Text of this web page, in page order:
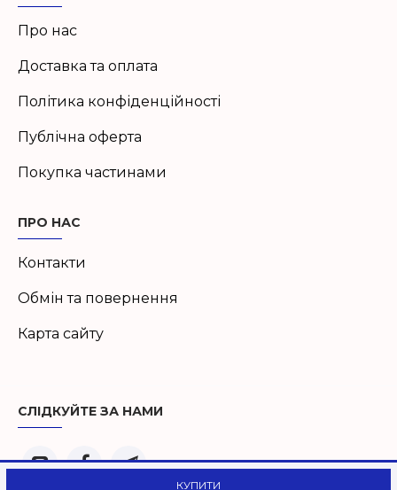
КУПИТИ
Про нас
Доставка та оплата
Політика конфіденційності
Публічна оферта
Покупка частинами
ПРО НАС
Контакти
Обмін та повернення
Карта сайту
СЛІДКУЙТЕ ЗА НАМИ